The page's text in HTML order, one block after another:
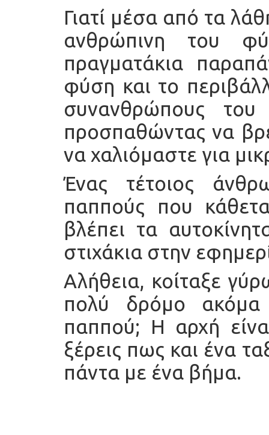
Γιατί μέσα από τα
ανθρώπινη του
πραγματάκια
φύση και το
συνανθρώπους του
προσπαθώντας να
να χαλιόμαστε για
Ένας τέτοιος
παππούς που
βλέπει τα
στιχάκια στην
Αλήθεια, κοίταξε
πολύ δρόμο ακόμα
παππού; Η αρχή
ξέρεις πως και ένα
πάντα με ένα βήμα.